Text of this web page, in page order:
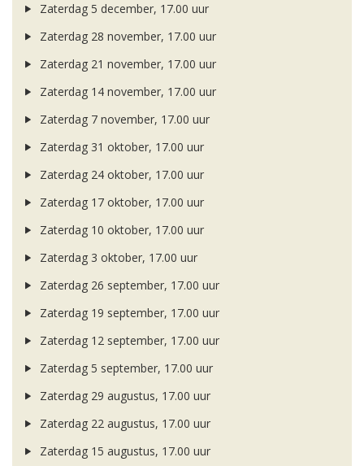
Zaterdag 5 december, 17.00 uur
Zaterdag 28 november, 17.00 uur
Zaterdag 21 november, 17.00 uur
Zaterdag 14 november, 17.00 uur
Zaterdag 7 november, 17.00 uur
Zaterdag 31 oktober, 17.00 uur
Zaterdag 24 oktober, 17.00 uur
Zaterdag 17 oktober, 17.00 uur
Zaterdag 10 oktober, 17.00 uur
Zaterdag 3 oktober, 17.00 uur
Zaterdag 26 september, 17.00 uur
Zaterdag 19 september, 17.00 uur
Zaterdag 12 september, 17.00 uur
Zaterdag 5 september, 17.00 uur
Zaterdag 29 augustus, 17.00 uur
Zaterdag 22 augustus, 17.00 uur
Zaterdag 15 augustus, 17.00 uur